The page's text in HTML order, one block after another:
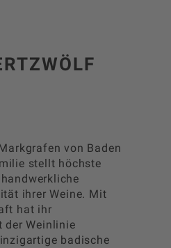
von Baden
stellt höchste
ihrer Weine. Mit
hat ihr
der Weinlinie
badische